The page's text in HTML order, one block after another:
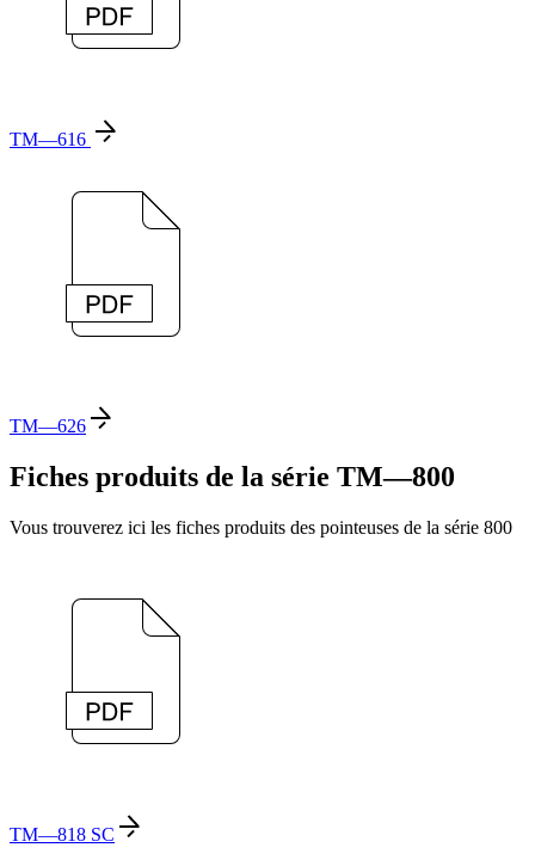
TM—616
TM—626
Fiches produits de la série TM—800
Vous trouverez ici les fiches produits des pointeuses de la série 800
TM—818 SC